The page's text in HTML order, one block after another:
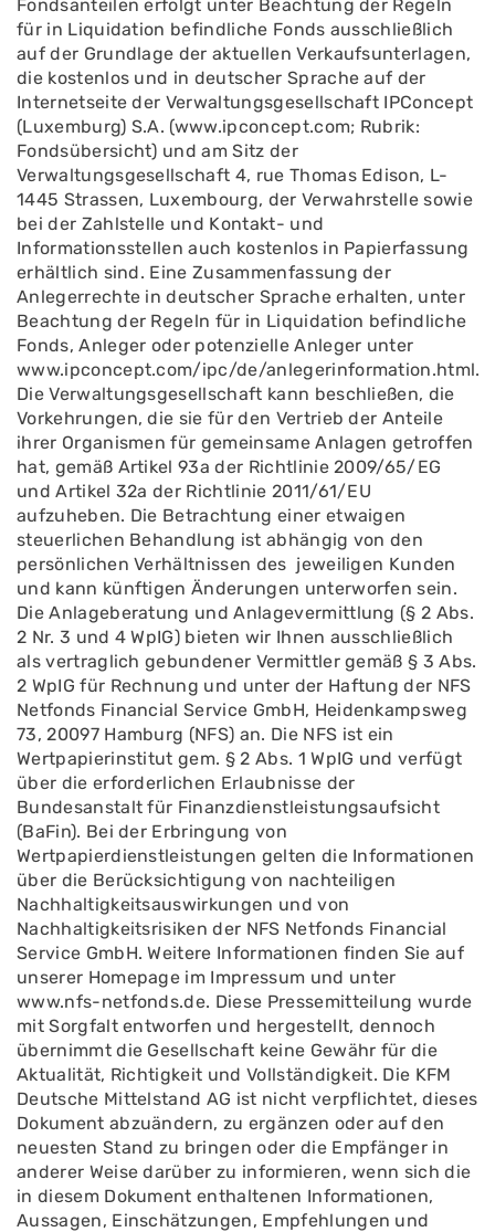
Fondsanteilen erfolgt unter Beachtung der Regeln
für in Liquidation befindliche Fonds ausschließlich
auf der Grundlage der aktuellen Verkaufsunterlagen,
die kostenlos und in deutscher Sprache auf der
Internetseite der Verwaltungsgesellschaft IPConcept
(Luxemburg) S.A. (www.ipconcept.com; Rubrik:
Fondsübersicht) und am Sitz der
Verwaltungsgesellschaft 4, rue Thomas Edison, L-
1445 Strassen, Luxembourg, der Verwahrstelle sowie
bei der Zahlstelle und Kontakt- und
Informationsstellen auch kostenlos in Papierfassung
erhältlich sind. Eine Zusammenfassung der
Anlegerrechte in deutscher Sprache erhalten, unter
Beachtung der Regeln für in Liquidation befindliche
Fonds, Anleger oder potenzielle Anleger unter
www.ipconcept.com/ipc/de/anlegerinformation.html.
Die Verwaltungsgesellschaft kann beschließen, die
Vorkehrungen, die sie für den Vertrieb der Anteile
ihrer Organismen für gemeinsame Anlagen getroffen
hat, gemäß Artikel 93a der Richtlinie 2009/65/EG
und Artikel 32a der Richtlinie 2011/61/EU
aufzuheben. Die Betrachtung einer etwaigen
steuerlichen Behandlung ist abhängig von den
persönlichen Verhältnissen des jeweiligen Kunden
und kann künftigen Änderungen unterworfen sein.
Die Anlageberatung und Anlagevermittlung (§ 2 Abs.
2 Nr. 3 und 4 WpIG) bieten wir Ihnen ausschließlich
als vertraglich gebundener Vermittler gemäß § 3 Abs.
2 WpIG für Rechnung und unter der Haftung der NFS
Netfonds Financial Service GmbH, Heidenkampsweg
73, 20097 Hamburg (NFS) an. Die NFS ist ein
Wertpapierinstitut gem. § 2 Abs. 1 WpIG und verfügt
über die erforderlichen Erlaubnisse der
Bundesanstalt für Finanzdienstleistungsaufsicht
(BaFin). Bei der Erbringung von
Wertpapierdienstleistungen gelten die Informationen
über die Berücksichtigung von nachteiligen
Nachhaltigkeitsauswirkungen und von
Nachhaltigkeitsrisiken der NFS Netfonds Financial
Service GmbH. Weitere Informationen finden Sie auf
unserer Homepage im Impressum und unter
www.nfs-netfonds.de. Diese Pressemitteilung wurde
mit Sorgfalt entworfen und hergestellt, dennoch
übernimmt die Gesellschaft keine Gewähr für die
Aktualität, Richtigkeit und Vollständigkeit. Die KFM
Deutsche Mittelstand AG ist nicht verpflichtet, dieses
Dokument abzuändern, zu ergänzen oder auf den
neuesten Stand zu bringen oder die Empfänger in
anderer Weise darüber zu informieren, wenn sich die
in diesem Dokument enthaltenen Informationen,
Aussagen, Einschätzungen, Empfehlungen und